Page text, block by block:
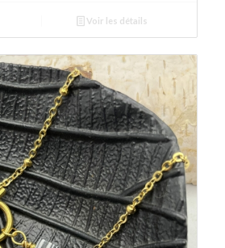
Voir les détails